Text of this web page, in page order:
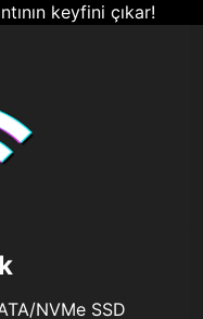
keyfini çıkar!
NVMe SSD